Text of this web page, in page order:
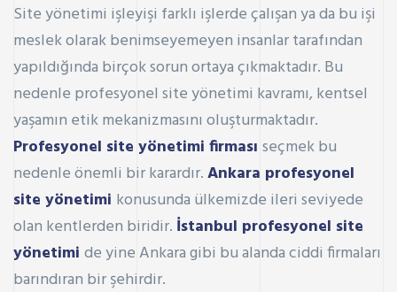
Site yönetimi işleyişi farklı işlerde çalışan ya da bu işi
meslek olarak benimseyemeyen insanlar tarafından
yapıldığında birçok sorun ortaya çıkmaktadır. Bu
nedenle profesyonel site yönetimi kavramı, kentsel
yaşamın etik mekanizmasını oluşturmaktadır.
Profesyonel site yönetimi firması seçmek bu
nedenle önemli bir karardır.Ankara profesyonel
site yönetimi konusunda ülkemizde ileri seviyede
olan kentlerden biridir. İstanbul profesyonel site
yönetimi de yine Ankara gibi bu alanda ciddi firmaları
barındıran bir şehirdir.